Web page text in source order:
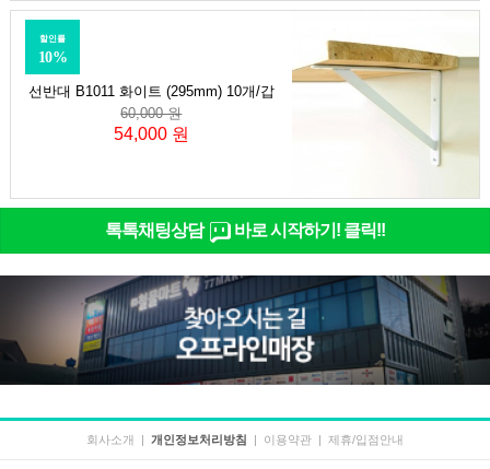
선반대 B1011 화이트 (295mm) 10개/갑
할인률
10%
60,000 원
54,000 원
톡톡채팅상담 바로 시작하기! 클릭!!
회사소개 | 개인정보처리방침 | 이용약관 | 제휴/입점안내